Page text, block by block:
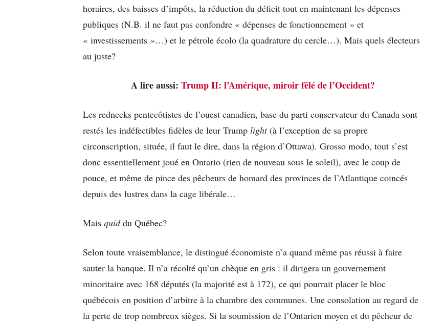
horaires, des baisses d’impôts, la réduction du déficit tout en maintenant les dépenses
publiques (N.B. il ne faut pas confondre « dépenses de fonctionnement » et
« investissements »…) et le pétrole écolo (la quadrature du cercle…). Mais quels électeurs
au juste?
A lire aussi: Trump II: l’Amérique, miroir fêlé de l’Occident?
Les rednecks pentecôtistes de l’ouest canadien, base du parti conservateur du Canada sont
restés les indéfectibles fidèles de leur Trump light(à l’exception de sa propre
circonscription, située, il faut le dire, dans la région d’Ottawa). Grosso modo, tout s’est
donc essentiellement joué en Ontario (rien de nouveau sous le soleil), avec le coup de
pouce, et même de pince des pêcheurs de homard des provinces de l’Atlantique coincés
depuis des lustres dans la cage libérale…
Mais quiddu Québec?
Selon toute vraisemblance, le distingué économiste n’a quand même pas réussi à faire
sauter la banque. Il n’a récolté qu’un chèque en gris : il dirigera un gouvernement
minoritaire avec 168 députés (la majorité est à 172), ce qui pourrait placer le bloc
québécois en position d’arbitre à la chambre des communes. Une consolation au regard de
la perte de trop nombreux sièges. Si la soumission de l’Ontarien moyen et du pêcheur de